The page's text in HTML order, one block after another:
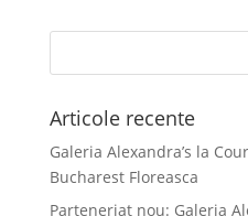
Articole recente
Galeria Alexandra’s la
Bucharest Floreasca
Parteneriat nou: Galeria